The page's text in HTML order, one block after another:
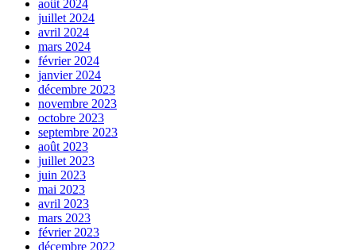
août 2024
juillet 2024
avril 2024
mars 2024
février 2024
janvier 2024
décembre 2023
novembre 2023
octobre 2023
septembre 2023
août 2023
juillet 2023
juin 2023
mai 2023
avril 2023
mars 2023
février 2023
décembre 2022